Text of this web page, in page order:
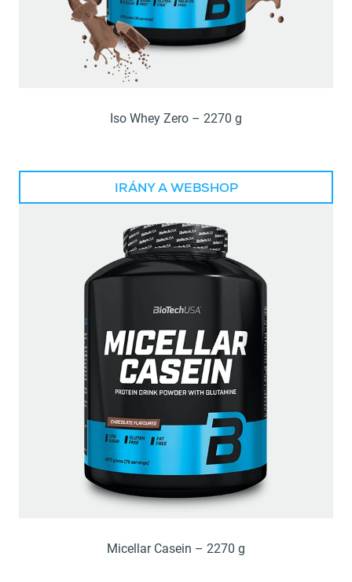
Iso Whey Zero – 2270 g
IRÁNY A WEBSHOP
Micellar Casein – 2270 g